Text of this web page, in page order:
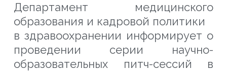
Департамент медицинского
образования и кадровой политики
в здравоохранении информирует о
проведении серии научно-
образовательных питч-сессий в